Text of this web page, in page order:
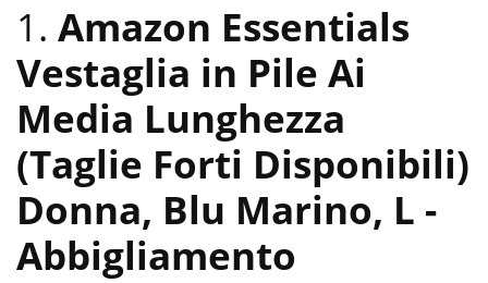
1. Amazon Essentials
Vestaglia in Pile Ai
Media Lunghezza
(Taglie Forti Disponibili)
Donna, Blu Marino, L -
Abbigliamento